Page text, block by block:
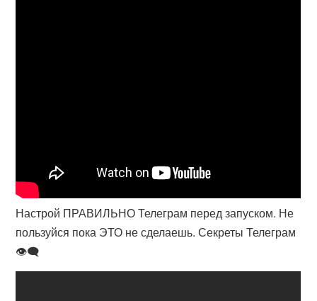
Настрой ПРАВИЛЬНО Телеграм перед запуском. Не
пользуйся пока ЭТО не сделаешь. Секреты Телеграм
👁‍🗨